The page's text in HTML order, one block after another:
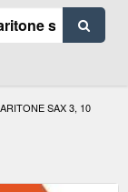
SAX 3, 10